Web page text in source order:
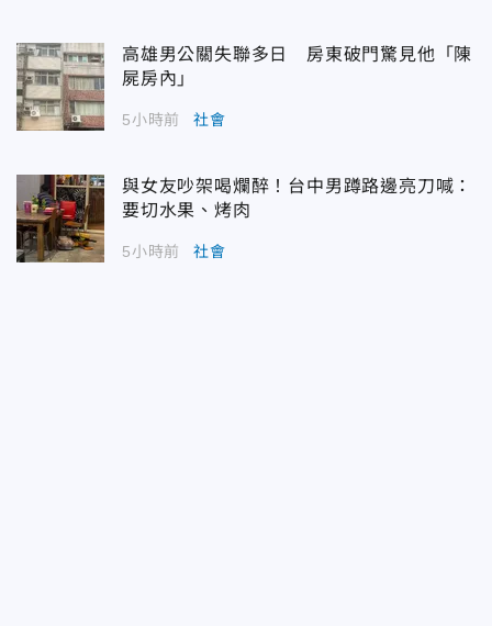
高雄男公關失聯多日 房東破門驚見他「陳
屍房內」
5小時前 社會
與女友吵架喝爛醉！台中男蹲路邊亮刀喊：
要切水果、烤肉
5小時前 社會